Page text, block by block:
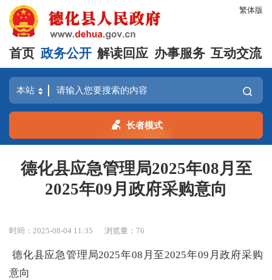
繁体版
首页 政务公开 解读回应 办事服务 互动交流
长者模式
德化县应急管理局2025年08月至
2025年09月政府采购意向
时间：2025-08-04 11:35 浏览量： 76
德化县应急管理局2025年08月至2025年09月政府采购
意向